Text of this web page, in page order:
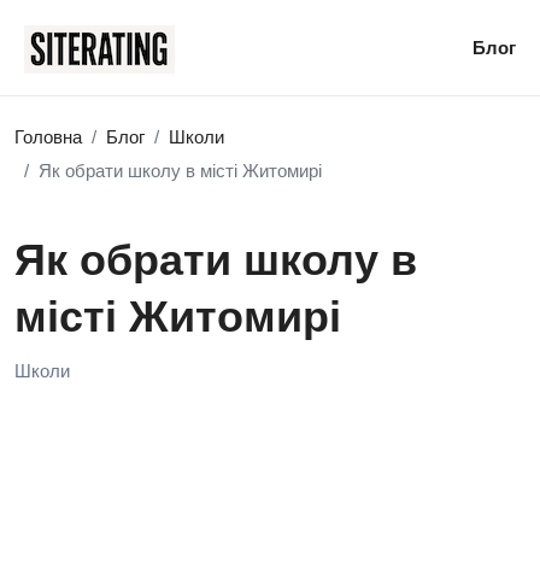
Блог
Головна Блог
Школи
Як обрати школу в місті Житомирі
Як обрати школу в
місті Житомирі
Школи